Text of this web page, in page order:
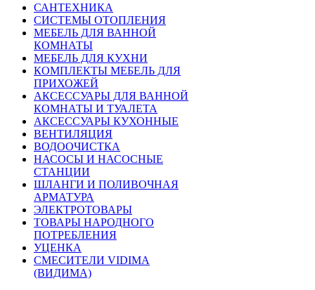
САНТЕХНИКА
СИСТЕМЫ ОТОПЛЕНИЯ
МЕБЕЛЬ ДЛЯ ВАННОЙ
КОМНАТЫ
МЕБЕЛЬ ДЛЯ КУХНИ
КОМПЛЕКТЫ МЕБЕЛЬ ДЛЯ
ПРИХОЖЕЙ
АКСЕССУАРЫ ДЛЯ ВАННОЙ
КОМНАТЫ И ТУАЛЕТА
АКСЕССУАРЫ КУХОННЫЕ
ВЕНТИЛЯЦИЯ
ВОДООЧИСТКА
НАСОСЫ И НАСОСНЫЕ
СТАНЦИИ
ШЛАНГИ И ПОЛИВОЧНАЯ
АРМАТУРА
ЭЛЕКТРОТОВАРЫ
ТОВАРЫ НАРОДНОГО
ПОТРЕБЛЕНИЯ
УЦЕНКА
СМЕСИТЕЛИ VIDIMA
(ВИДИМА)